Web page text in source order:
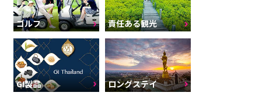
ゴルフ 責任ある観光
GI製品 ロングステイ